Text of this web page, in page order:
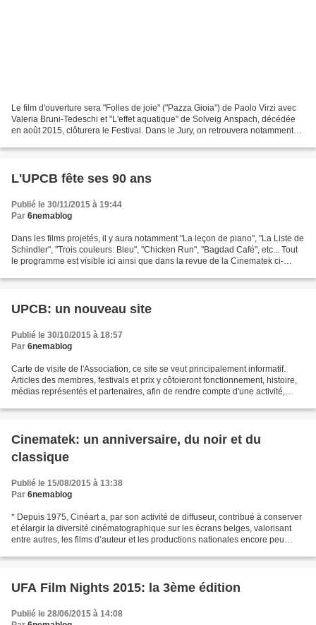
Le film d'ouverture sera "Folles de joie" ("Pazza Gioia") de Paolo Virzi avec
Valeria Bruni-Tedeschi et "L'effet aquatique" de Solveig Anspach, décédée
en août 2015, clôturera le Festival. Dans le Jury, on retrouvera notamment
L'UPCB fête ses 90 ans
Publié le 30/11/2015 à 19:44
Par 6nemablog
Dans les films projetés, il y aura notamment "La leçon de piano", "La Liste de
Schindler", "Trois couleurs: Bleu", "Chicken Run", "Bagdad Café", etc... Tout
le programme est visible ici ainsi que dans la revue de la Cinematek ci-
UPCB: un nouveau site
Publié le 30/10/2015 à 18:57
Par 6nemablog
Carte de visite de l'Association, ce site se veut principalement informatif.
Articles des membres, festivals et prix y côtoieront fonctionnement, histoire,
médias représentés et partenaires, afin de rendre compte d'une activité,
Cinematek: un anniversaire, du noir et du
classique
Publié le 15/08/2015 à 13:38
Par 6nemablog
* Depuis 1975, Cinéart a, par son activité de diffuseur, contribué à conserver
et élargir la diversité cinématographique sur les écrans belges, valorisant
entre autres, les films d’auteur et les productions nationales encore peu
UFA Film Nights 2015: la 3ème édition
Publié le 28/06/2015 à 14:08